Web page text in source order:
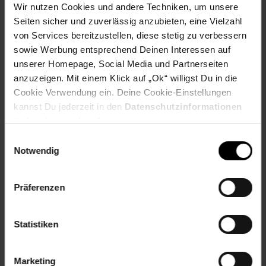
Wir nutzen Cookies und andere Techniken, um unsere
Seiten sicher und zuverlässig anzubieten, eine Vielzahl
von Services bereitzustellen, diese stetig zu verbessern
sowie Werbung entsprechend Deinen Interessen auf
unserer Homepage, Social Media und Partnerseiten
anzuzeigen. Mit einem Klick auf „Ok“ willigst Du in die
Cookie Verwendung ein. Deine Cookie-Einstellungen
kannst Du jederzeit in den Datenschutzinformationen
ändern bzw. widerrufen.
Notwendig
Präferenzen
Statistiken
Marketing
Oberfläche: Verchromt
Tiefe in cm: 27
elektroprodukt: nein
grundfarbe: silber
Grundpreispflicht: nein
produkttyp: Beistelltisch
Gewählte Variante:
Farbe: weiß
Artikelnummer: 2208684000
Versandinformationen